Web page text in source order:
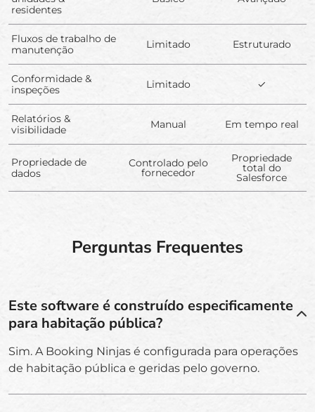
residentes
Fluxos de trabalho de
manutenção
Limitado Estruturado
Conformidade &
inspeções
Limitado ✓
Relatórios &
visibilidade
Manual Em tempo real
Propriedade de
dados
Controlado pelo
fornecedor
Propriedade
total do
Salesforce
Perguntas Frequentes
Este software é construído especificamente
para habitação pública?
Sim. A Booking Ninjas é configurada para operações
de habitação pública e geridas pelo governo.